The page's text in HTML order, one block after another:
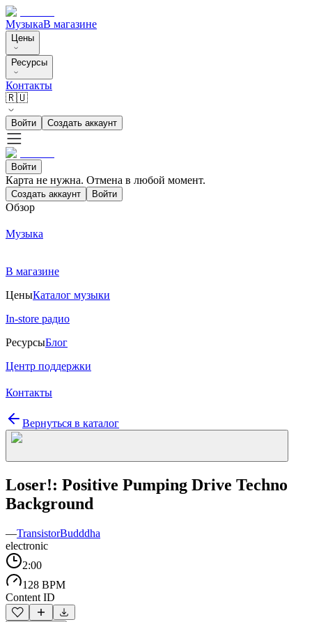
МузыкаВ магазине
Цены
Ресурсы
Контакты
🇷🇺
Войти Создать аккаунт
Войти
Карта не нужна. Отмена в любой момент.
Создать аккаунт Войти
Обзор
Музыка
В магазине
ЦеныКаталог музыки
In-store радио
РесурсыБлог
Центр поддержки
Контакты
Вернуться в каталог
Loser!: Positive Pumping Drive Techno
Background
—TransistorBudddha
electronic
2:00
128 BPM
Content ID